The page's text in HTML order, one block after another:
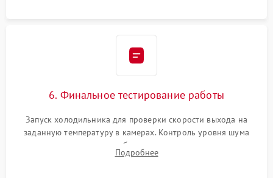
6. Финальное тестирование работы
Запуск холодильника для проверки скорости выхода на
заданную температуру в камерах. Контроль уровня шума
компрессора, отсутствия обмерзания стенок и корректного
срабатывания системы автоматической оттайки.
Подробнее